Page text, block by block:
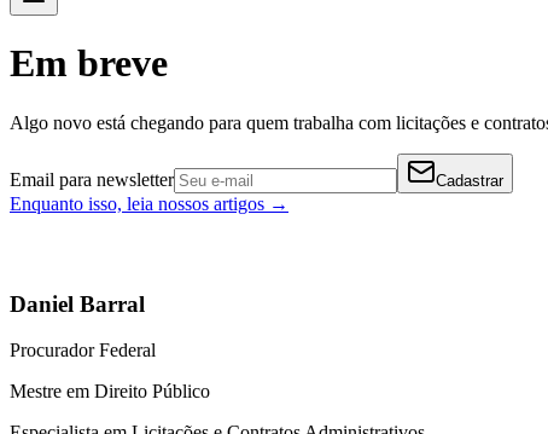
Em breve
Algo novo está chegando para quem trabalha com licitações e
Email para newsletter Cadastrar
Enquanto isso, leia nossos artigos →
Daniel Barral
Procurador Federal
Mestre em Direito Público